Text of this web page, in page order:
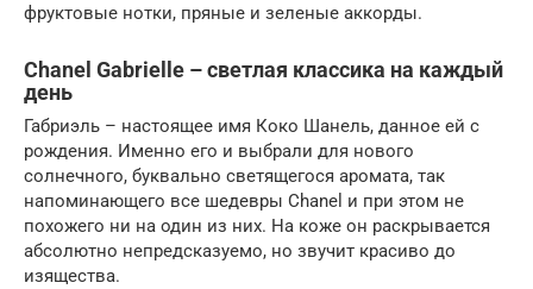
фруктовые нотки, пряные и зеленые аккорды.
Chanel Gabrielle – светлая классика на каждый
день
Габриэль – настоящее имя Коко Шанель, данное ей с
рождения. Именно его и выбрали для нового
солнечного, буквально светящегося аромата, так
напоминающего все шедевры Chanel и при этом не
похожего ни на один из них. На коже он раскрывается
абсолютно непредсказуемо, но звучит красиво до
изящества.